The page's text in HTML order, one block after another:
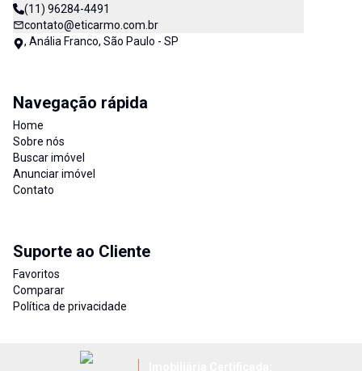
(11) 96284-4491
contato@eticarmo.com.br
, Anália Franco, São Paulo - SP
Navegação rápida
Home
Sobre nós
Buscar imóvel
Anunciar imóvel
Contato
Suporte ao Cliente
Favoritos
Comparar
Política de privacidade